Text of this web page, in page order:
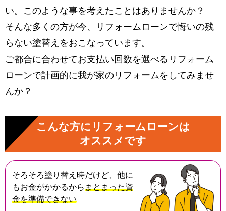
い。このような事を考えたことはありませんか？
そんな多くの方が今、リフォームローンで悔いの残
らない塗替えをおこなっています。
ご都合に合わせてお支払い回数を選べるリフォーム
ローンで計画的に我が家のリフォームをしてみませ
んか？
こんな方にリフォームローンは
オススメです
そろそろ塗り替え時だけど、他に
もお金がかかるからまとまった資
金を準備できない